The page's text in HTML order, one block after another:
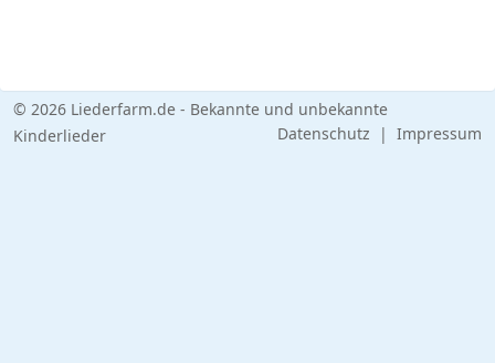
© 2026 Liederfarm.de - Bekannte und unbekannte
Kinderlieder
Datenschutz | Impressum